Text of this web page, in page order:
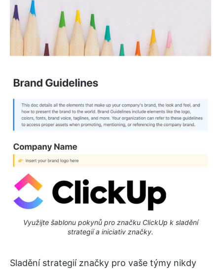
Využijte šablonu pokynů pro značku ClickUp k sladění
strategií a iniciativ značky.
Sladění strategií značky pro vaše týmy nikdy